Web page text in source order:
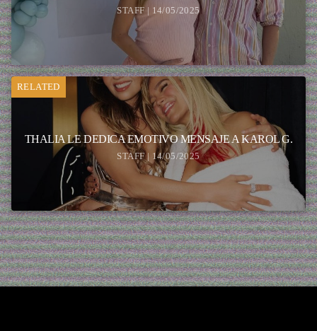
STAFF | 14/05/2025
RELATED
THALIA LE DEDICA EMOTIVO MENSAJE A KAROL G.
STAFF | 14/05/2025